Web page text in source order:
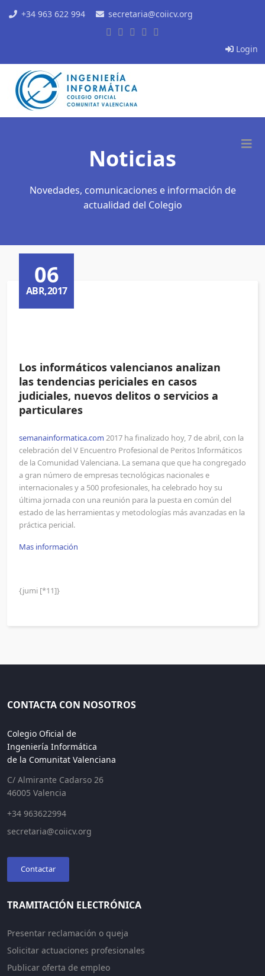
+34 963 622 994 secretaria@coiicv.org
Login
Noticias
Novedades, comunicaciones e información de
actualidad del Colegio
06
ABR,2017
Los informáticos valencianos analizan
las tendencias periciales en casos
judiciales, nuevos delitos o servicios a
particulares
semanainformatica.com 2017 ha finalizado hoy, 7 de abril, con la
celebración del V Encuentro Profesional de Peritos Informáticos
de la Comunidad Valenciana. La semana que que ha congregado
a gran número de empresas tecnológicas nacionales e
internacionales y a 500 profesionales, ha celebrado hoy su
última jornada con una reunión para la puesta en común del
estado de las herramientas y metodologías más avanzadas en la
práctica pericial.
Mas información
{jumi [*11]}
CONTACTA CON NOSOTROS
Colegio Oficial de
Ingeniería Informática
de la Comunitat Valenciana
C/ Almirante Cadarso 26
46005 Valencia
+34 963622994
secretaria@coiicv.org
Contactar
TRAMITACIÓN ELECTRÓNICA
Presentar reclamación o queja
Solicitar actuaciones profesionales
Publicar oferta de empleo